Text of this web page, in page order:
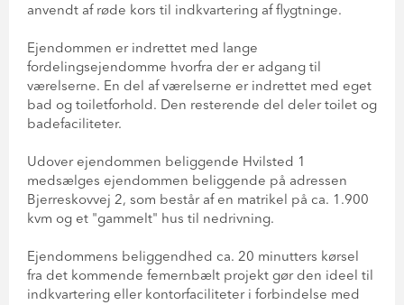
anvendt af røde kors til indkvartering af flygtninge.
Ejendommen er indrettet med lange
fordelingsejendomme hvorfra der er adgang til
værelserne. En del af værelserne er indrettet med eget
bad og toiletforhold. Den resterende del deler toilet og
badefaciliteter.
Udover ejendommen beliggende Hvilsted 1
medsælges ejendommen beliggende på adressen
Bjerreskovvej 2, som består af en matrikel på ca. 1.900
kvm og et "gammelt" hus til nedrivning.
Ejendommens beliggendhed ca. 20 minutters kørsel
fra det kommende femernbælt projekt gør den ideel til
indkvartering eller kontorfaciliteter i forbindelse med